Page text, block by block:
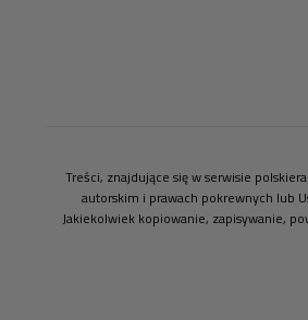
Treści, znajdujące się w serwisie
autorskim i prawach pokrewnych lub
Jakiekolwiek kopiowanie, zapisywanie,